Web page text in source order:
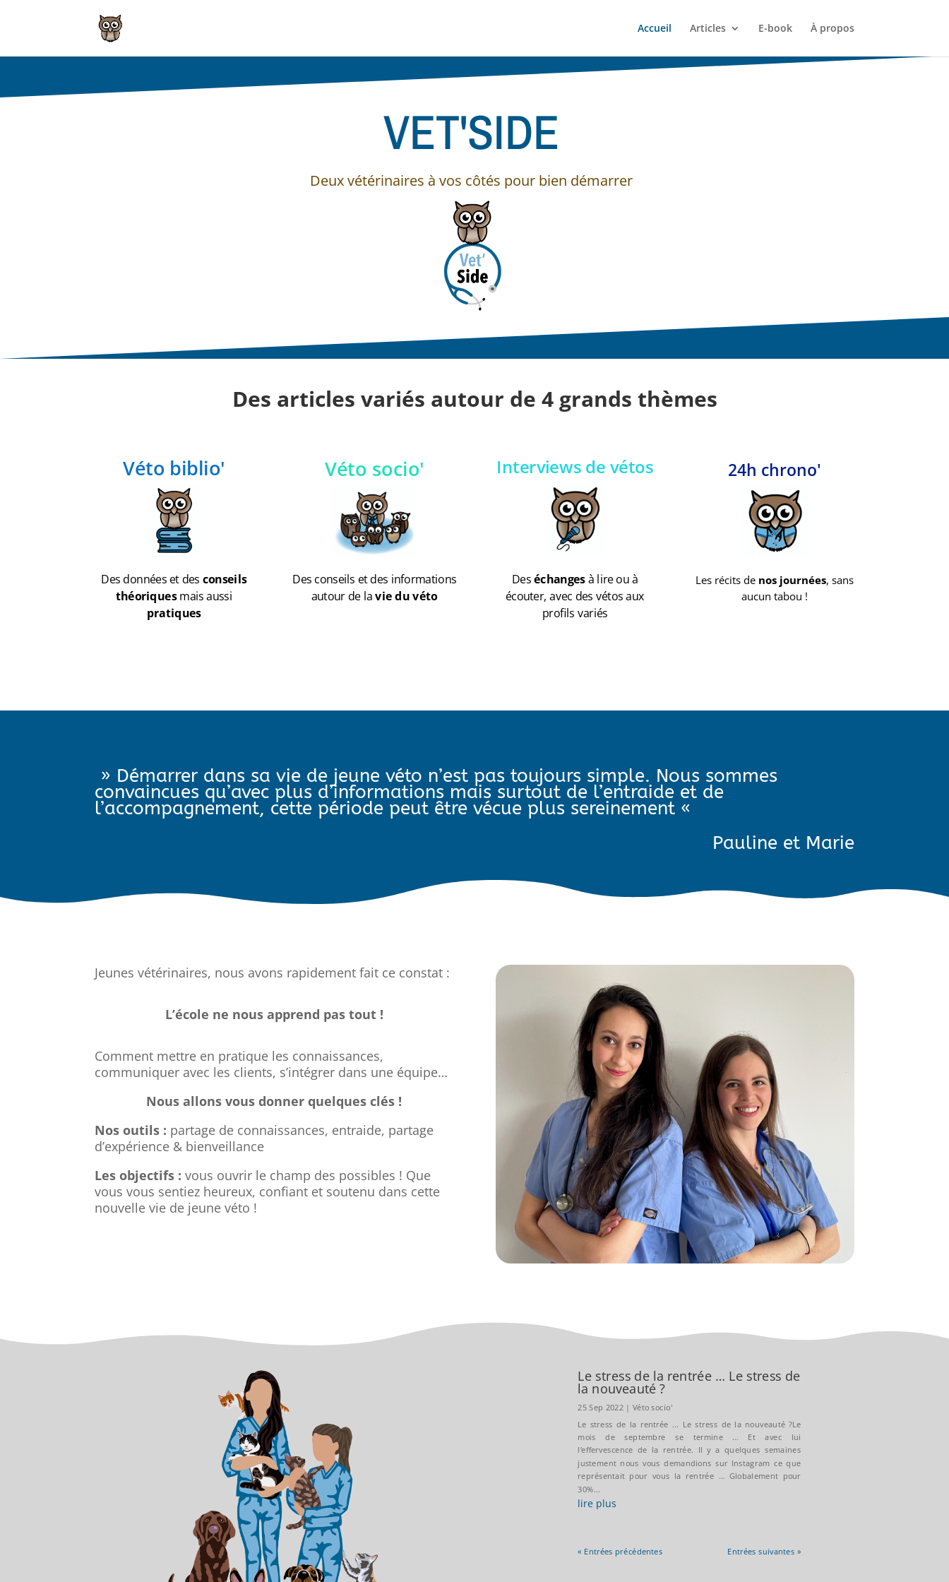
Accueil Articles E-book À propos
VET'SIDE
Deux vétérinaires à vos côtés pour bien démarrer
Des articles variés autour de 4 grands thèmes
Véto biblio'
Des données et desconseils
théoriquesmais aussi
pratiques
Véto socio'
Des conseils et des informations
autour de lavie du véto
Interviews de vétos
Deséchangesà lire ou à
écouter, avec des vétos aux
profils variés
24h chrono'
Les récits de nos journées, sans
aucun tabou !
» Démarrer dans sa vie de jeune véto n’est pas toujours simple. Nous sommes
convaincues qu’avec plus d’informations mais surtout de l’entraide et de
l’accompagnement, cette période peut être vécue plus sereinement «
Pauline et Marie
Jeunes vétérinaires, nous avons rapidement fait ce constat :
L’école ne nous apprend pas tout !
Comment mettre en pratique les connaissances,
communiquer avec les clients, s’intégrer dans une équipe…
Nous allons vous donner quelques clés !
Nos outils : partage de connaissances, entraide, partage
d’expérience & bienveillance
Les objectifs : vous ouvrir le champ des possibles ! Que
vous vous sentiez heureux, confiant et soutenu dans cette
nouvelle vie de jeune véto !
Le stress de la rentrée … Le stress de
la nouveauté ?
25 Sep 2022 |Véto socio'
Le stress de la rentrée ... Le stress de la nouveauté ?Le
mois de septembre se termine … Et avec lui
l’effervescence de la rentrée. Il y a quelques semaines
justement nous vous demandions sur Instagram ce que
représentait pour vous la rentrée … Globalement pour
30%...
lire plus
« Entrées précédentes Entrées suivantes »